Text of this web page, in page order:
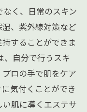
く、日常のスキン
、紫外線対策など
することができま
、自分で行うスキ
ロの手で肌をケア
気付くことができ
肌に導くエステサ